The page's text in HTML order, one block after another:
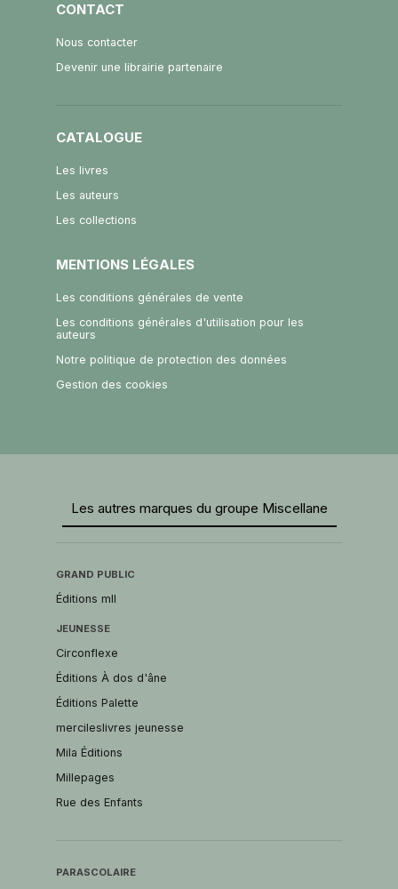
CONTACT
Nous contacter
Devenir une librairie partenaire
CATALOGUE
Les livres
Les auteurs
Les collections
MENTIONS LÉGALES
Les conditions générales de vente
Les conditions générales d'utilisation pour les
auteurs
Notre politique de protection des données
Gestion des cookies
Les autres marques du groupe Miscellane
GRAND PUBLIC
Éditions mll
JEUNESSE
Circonflexe
Éditions À dos d'âne
Éditions Palette
mercileslivres jeunesse
Mila Éditions
Millepages
Rue des Enfants
PARASCOLAIRE